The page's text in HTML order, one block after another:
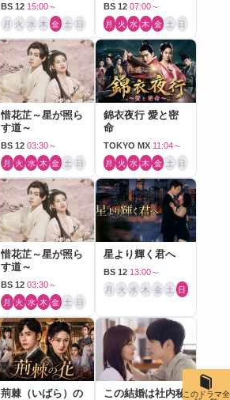
BS 12 15:00～
月 火 水 木 金 土 日
BS 12 07:00～
月 火 水 木 金 土 日
惜花芷～星が照ら
す道～
BS 12 03:30～
月 火 水 木 金 土 日
錦衣夜行 愛と密
命
TOKYO MX 11:04～
月 火 水 木 金 土 日
惜花芷～星が照ら
す道～
BS 12 03:30～
月 火 水 木 金 土 日
星より輝く君へ
BS 12 13:00～
月 火 水 木 金 土 日
荊棘（いばら）の
この結婚は社内秘このドラマ全